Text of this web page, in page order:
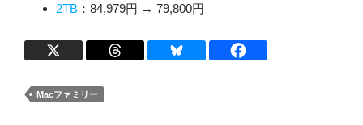
2TB ：84,979円 → 79,800円
Macファミリー